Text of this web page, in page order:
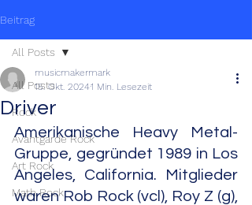
Beitrag
All Posts
Rock
Avantgarde Rock
Art Rock
Math Rock
All Posts
Driver
musicmakermark
15. Okt. 20241 Min. Lesezeit
Amerikanische Heavy Metal-
Gruppe, gegründet 1989 in Los
Angeles, California. Mitglieder
waren Rob Rock (vcl), Roy Z (g),